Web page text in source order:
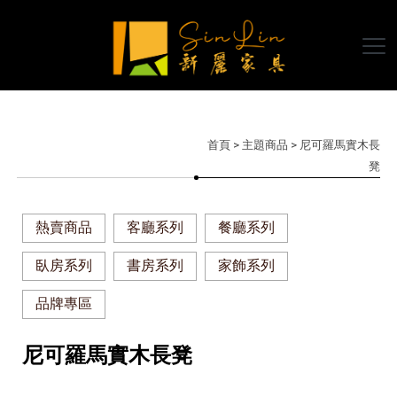
首頁 > 主題商品 > 尼可羅馬實木長
凳
熱賣商品 客廳系列 餐廳系列
臥房系列 書房系列 家飾系列
品牌專區
尼可羅馬實木長凳